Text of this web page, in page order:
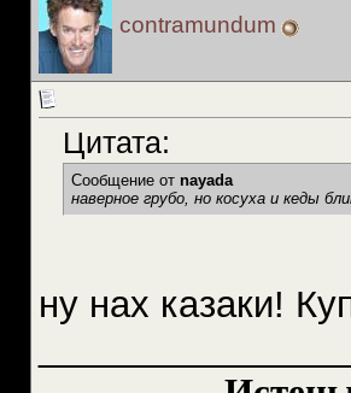
contramundum
Цитата:
Сообщение от nayada
наверное грубо, но косуха и кеды
ну нах казаки!